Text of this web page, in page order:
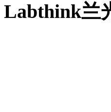
Labthink兰